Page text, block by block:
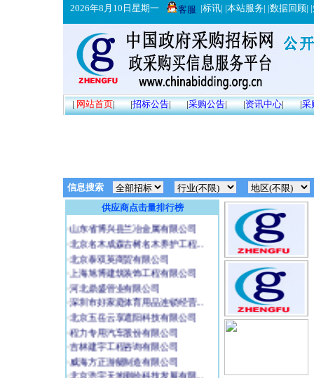
2026年8月10日星期一 客服 |标讯| |本站服务| |数据回顾| |
|网站首页| |招标公告| |采购公告| |资讯中心| |采
信息搜索
供应商点击量排行榜
中国政府采购招标网
江西赣好网络服务有限公司
·大连好利来食品有限公司
·云南捷通工程咨询有限公司
·北京同盛安电力工程有限公司
·无锡德仕帮家具有限公司
深圳市深晖建筑工程有限公司
山东省博兴县兰冶金属有限公司
北京名木成森古树名木养护工程...
北京泰双英商贸有限公司
上海旭博建筑装饰工程有限公司
河北鼎盛管业有限公司
深圳市好家庭体育用品连锁经营...
北京五岳云享遮阳科技有限公司
程力专用汽车股份有限公司
吉林建宇工程咨询有限公司
威海方正游艇制造有限公司
北京浩宇天地测绘科技发展有限...